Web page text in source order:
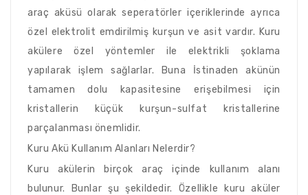
araç aküsü olarak seperatörler içeriklerinde ayrıca
özel elektrolit emdirilmiş kurşun ve asit vardır. Kuru
akülere özel yöntemler ile elektrikli şoklama
yapılarak işlem sağlarlar. Buna İstinaden akünün
tamamen dolu kapasitesine erişebilmesi için
kristallerin küçük kurşun-sulfat kristallerine
parçalanması önemlidir.
Kuru Akü Kullanım Alanları Nelerdir?
Kuru akülerin birçok araç içinde kullanım alanı
bulunur. Bunlar şu şekildedir. Özellikle kuru aküler